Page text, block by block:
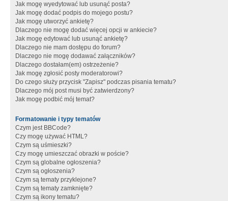
Jak mogę wyedytować lub usunąć posta?
Jak mogę dodać podpis do mojego postu?
Jak mogę utworzyć ankietę?
Dlaczego nie mogę dodać więcej opcji w ankiecie?
Jak mogę edytować lub usunąć ankietę?
Dlaczego nie mam dostępu do forum?
Dlaczego nie mogę dodawać załączników?
Dlaczego dostałam(em) ostrzeżenie?
Jak mogę zgłosić posty moderatorowi?
Do czego służy przycisk "Zapisz" podczas pisania tematu?
Dlaczego mój post musi być zatwierdzony?
Jak mogę podbić mój temat?
Formatowanie i typy tematów
Czym jest BBCode?
Czy mogę używać HTML?
Czym są uśmieszki?
Czy mogę umieszczać obrazki w poście?
Czym są globalne ogłoszenia?
Czym są ogłoszenia?
Czym są tematy przyklejone?
Czym są tematy zamknięte?
Czym są ikony tematu?